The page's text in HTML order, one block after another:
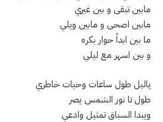
مابين تبقى و بين غيري
مابين اصحى و مابين ويلي
ما بين ابداً حوار بكره
و بين اسهر مع ليلي
ياليل طول ساعات وحيات خاطري
طول تا نور الشمس يصر
ويبدا السباق تمثيل وادعي